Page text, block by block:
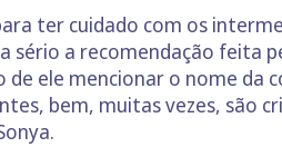
ter cuidado com os
sério a recomendação feita
ele mencionar o nome da
bem, muitas vezes, são